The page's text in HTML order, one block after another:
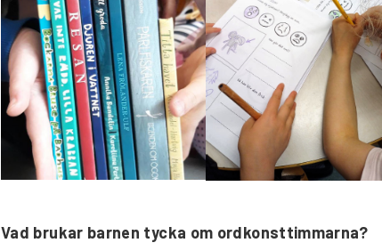
Vad brukar barnen tycka om ordkonsttimmarna?